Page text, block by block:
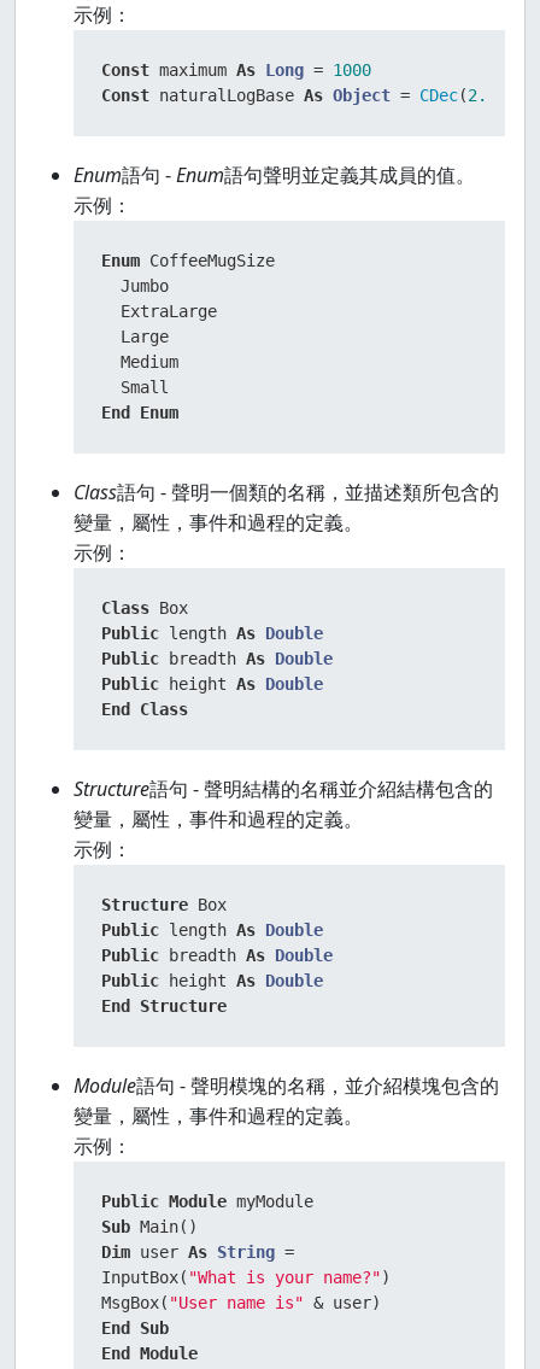
示例：
Const maximum As Long = 1000
Const naturalLogBase As Object = CDec(
Enum語句 -Enum語句聲明並定義其成員的值。
示例：
Enum CoffeeMugSize
  Jumbo
  ExtraLarge
  Large
  Medium
End
Enum
Class語句 - 聲明一個類的名稱，並描述類所包含的
變量，屬性，事件和過程的定義。
示例：
Class
Public length As Double
Public breadth As Double
Public height As Double
End
Class
Structure語句 - 聲明結構的名稱並介紹結構包含的
變量，屬性，事件和過程的定義。
示例：
Structure
Public length As Double
Public breadth As Double
Public height As Double
End
Structure
Module語句 - 聲明模塊的名稱，並介紹模塊包含的
變量，屬性，事件和過程的定義。
示例：
Public Module
Sub
Dim user As String =
InputBox( "What is your name?")
MsgBox( "User name is"
End
Sub
End
Module